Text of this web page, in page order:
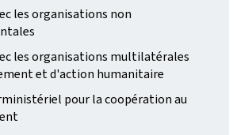
les organisations non
les organisations multilatérales
et d'action humanitaire
pour la coopération au